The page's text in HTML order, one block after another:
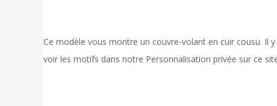
Ce modèle vous montre un couvre-volant en cuir cousu.
voir les motifs dans notre Personnalisation privée sur ce